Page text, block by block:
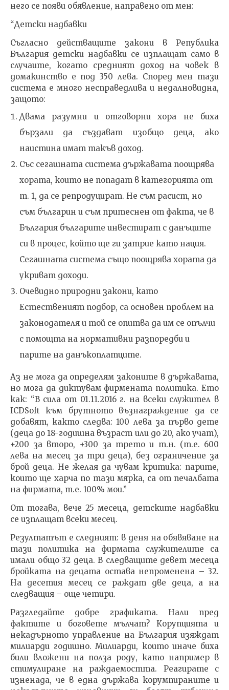
него се появи обявление, направено от мен:
“Детски надбавки
Съгласно действащите закони в Република
България детски надбавки се изплащат само в
случаите, когато средният доход на човек в
домакинство е под 350 лева. Според мен тази
система е много несправедлива и недалновидна,
защото:
Двама разумни и отговорни хора не биха
бързали да създават изобщо деца, ако
наистина имат такъв доход.
Със сегашната система държавата поощрява
хората, които не попадат в категорията от
т. 1, да се репродуцират. Не съм расист, но
съм българин и съм притеснен от факта, че в
България българите инвестират с данъците
си в процес, който ще ги затрие като нация.
Сегашната система също поощрява хората да
укриват доходи.
Очевидно природни закони, като
Естественият подбор, са основен проблем на
законодателя и той се опитва да им се опълчи
с помощта на нормативни разпоредби и
парите на данъкоплатците.
Аз не мога да определям законите в държавата,
но мога да диктувам фирмената политика. Ето
как: “В сила от 01.11.2016 г. на всеки служител в
ICDSoft към брутното възнаграждение да се
добавят, както следва: 100 лева за първо дете
(деца до 18-годишна възраст или до 20, ако учат),
+200 за второ, +300 за трето и т.н. (т.е. 600
лева на месец за три деца), без ограничение за
брой деца. Не желая да чувам критика: парите,
които ще харча по тази мярка, са от печалбата
на фирмата, т.е. 100% мои.”
От тогава, вече 25 месеца, детските надбавки
се изплащат всеки месец.
Резултатът е следният: в деня на обявяване на
тази политика на фирмата служителите са
имали общо 32 деца. В следващите девет месеца
бройката на децата остава непроменена – 32.
На десетия месец се раждат две деца, а на
следващия – още четири.
Разгледайте добре графиката. Нали пред
фактите и боговете мълчат? Корупцията и
некадърното управление на България изяждат
милиарди годишно. Милиарди, които иначе биха
били вложени на полза роду, като например в
стимулиране на раждаемостта. Реагирате с
изненада, че в една държава корумпираните и